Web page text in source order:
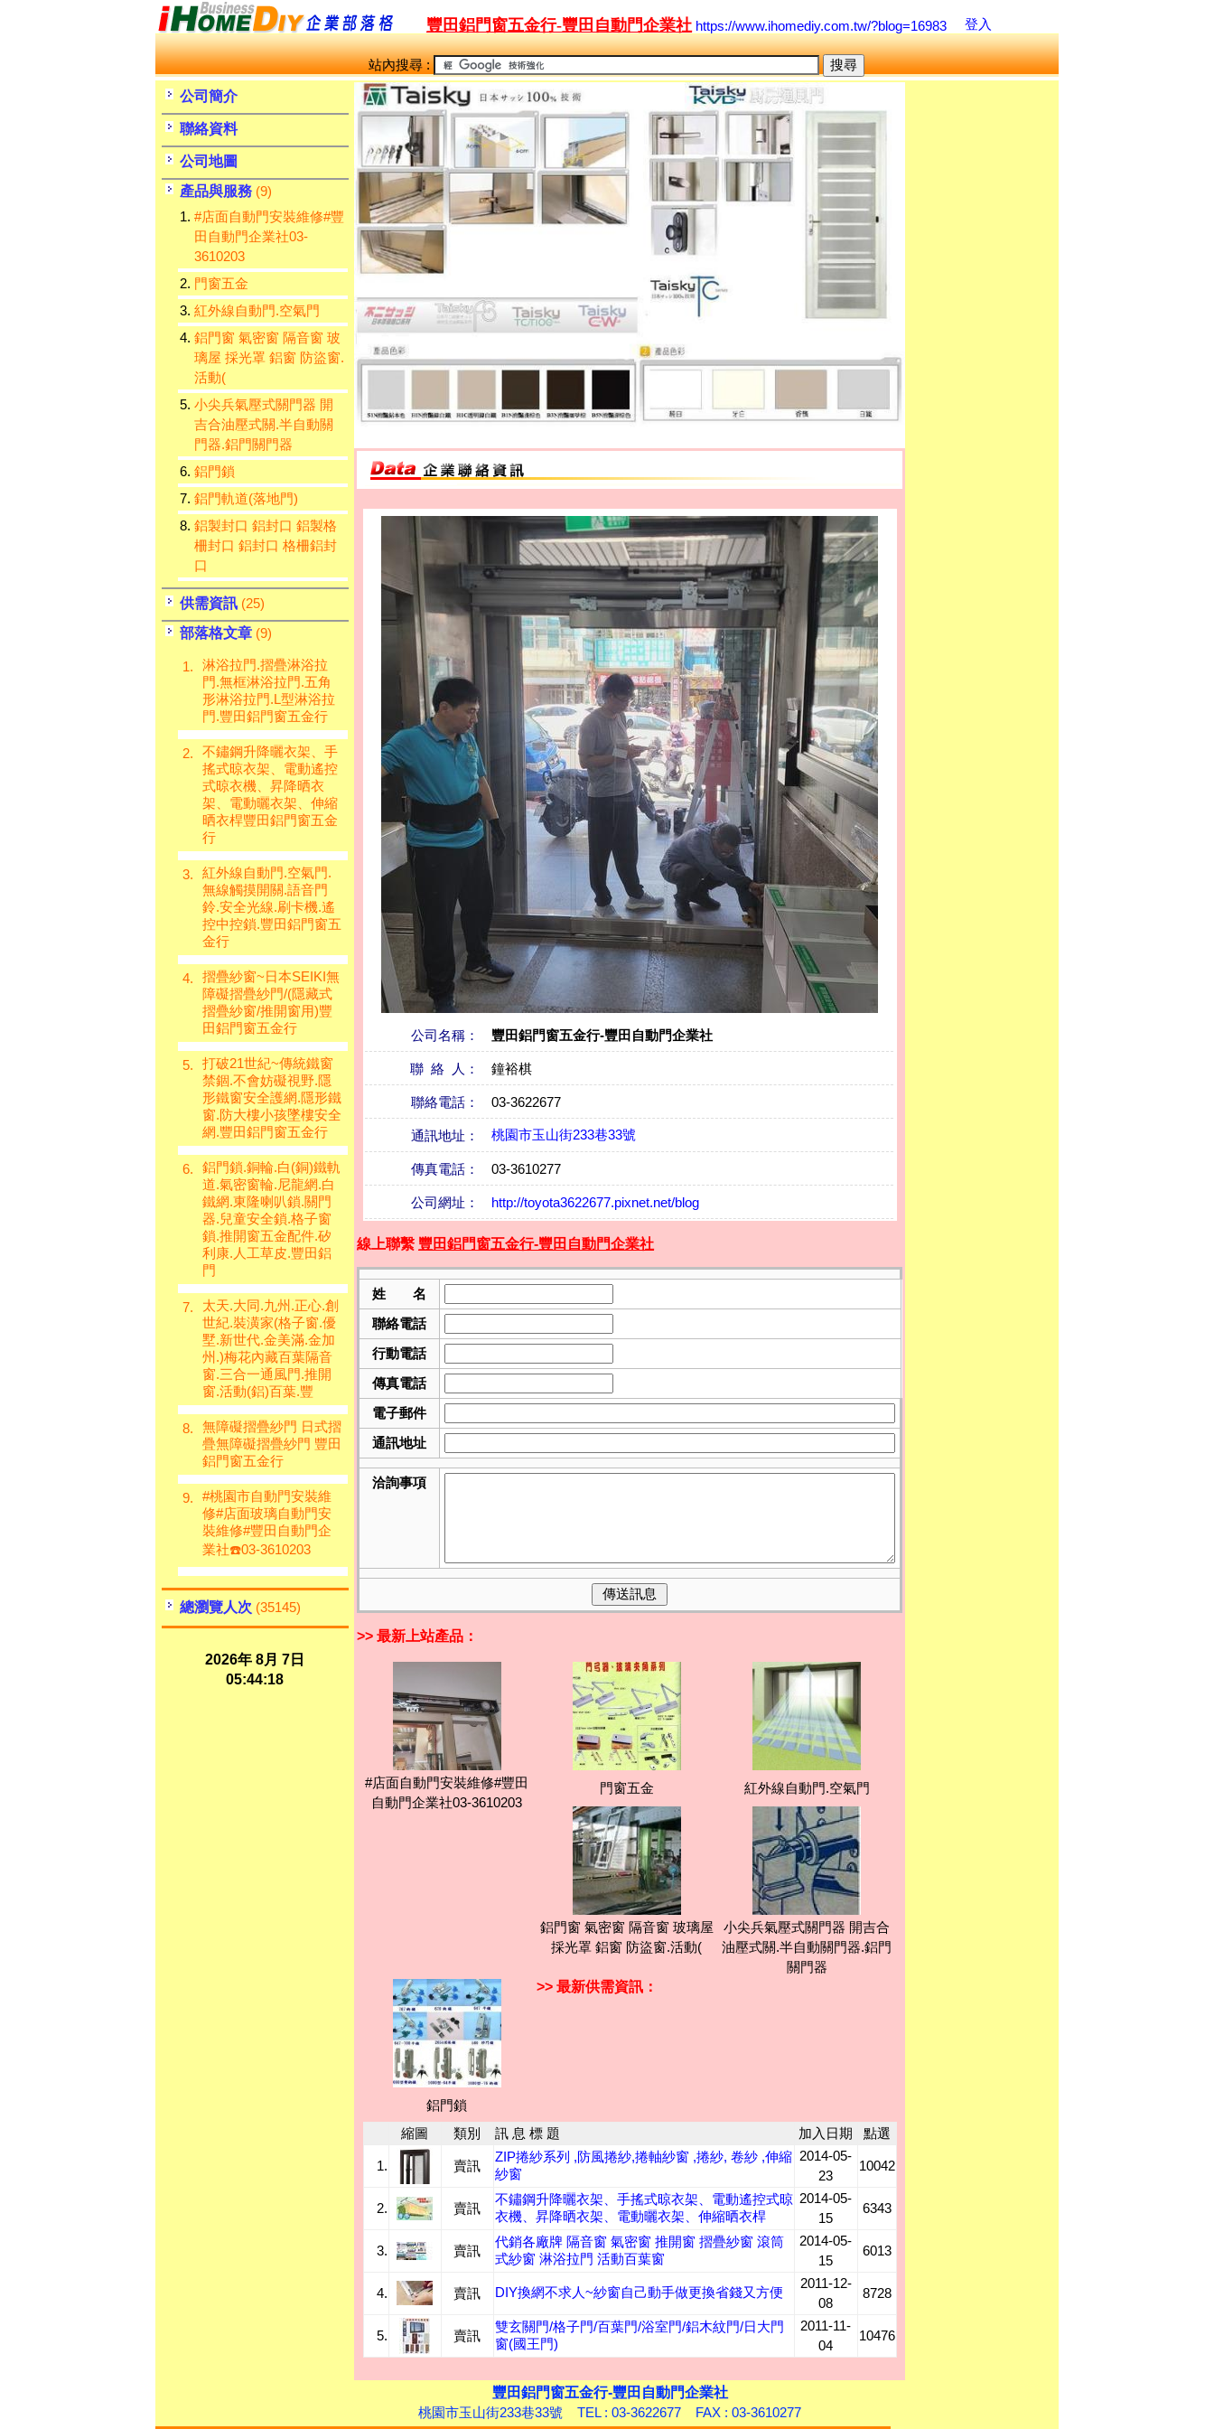
豐田鋁門窗五金行-豐田自動門企業社 https://www.ihomediy.com.tw/?blog=16983 登入
站內搜尋 :
公司簡介
聯絡資料
公司地圖
產品與服務(9)
1. #店面自動門安裝維修#豐
田自動門企業社03-
3610203
2. 門窗五金
3. 紅外線自動門.空氣門
4. 鋁門窗 氣密窗 隔音窗 玻
璃屋 採光罩 鋁窗 防盜窗.
活動(
5. 小尖兵氣壓式關門器 開
吉合油壓式關.半自動關
門器.鋁門關門器
6. 鋁門鎖
7. 鋁門軌道(落地門)
8. 鋁製封口 鋁封口 鋁製格
柵封口 鋁封口 格柵鋁封
口
供需資訊 (25)
部落格文章 (9)
1.
淋浴拉門.摺疊淋浴拉
門.無框淋浴拉門.五角
形淋浴拉門.L型淋浴拉
門.豐田鋁門窗五金行
2.
不鏽鋼升降曬衣架、手
搖式晾衣架、電動遙控
式晾衣機、昇降晒衣
架、電動曬衣架、伸縮
晒衣桿豐田鋁門窗五金
行
3.
紅外線自動門.空氣門.
無線觸摸開關.語音門
鈴.安全光線.刷卡機.遙
控中控鎖.豐田鋁門窗五
金行
4.
摺疊紗窗~日本SEIKI無
障礙摺疊紗門/(隱藏式
摺疊紗窗/推開窗用)豐
田鋁門窗五金行
5.
打破21世紀~傳統鐵窗
禁錮.不會妨礙視野.隱
形鐵窗安全護網.隱形鐵
窗.防大樓小孩墜樓安全
網.豐田鋁門窗五金行
6.
鋁門鎖.銅輪.白(銅)鐵軌
道.氣密窗輪.尼龍網.白
鐵網.東隆喇叭鎖.關門
器.兒童安全鎖.格子窗
鎖.推開窗五金配件.矽
利康.人工草皮.豐田鋁
門
7.
太天.大同.九州.正心.創
世紀.裝潢家(格子窗.優
墅.新世代.金美滿.金加
州.)梅花內藏百葉隔音
窗.三合一通風門.推開
窗.活動(鋁)百葉.豐
8.
無障礙摺疊紗門 日式摺
疊無障礙摺疊紗門 豐田
鋁門窗五金行
9.
#桃園市自動門安裝維
修#店面玻璃自動門安
裝維修#豐田自動門企
業社☎️03-3610203
總瀏覽人次 (35145)
2026年 8月 7日
05:44:18
公司名稱： 豐田鋁門窗五金行-豐田自動門企業社
聯 絡 人： 鐘裕棋
聯絡電話： 03-3622677
通訊地址： 桃園市玉山街233巷33號
傳真電話： 03-3610277
公司網址： http://toyota3622677.pixnet.net/blog
線上聯繫 豐田鋁門窗五金行-豐田自動門企業社
姓 名
聯絡電話
行動電話
傳真電話
電子郵件
通訊地址
洽詢事項
>> 最新上站產品：
#店面自動門安裝維修#豐田
自動門企業社03-3610203
門窗五金 紅外線自動門.空氣門
鋁門窗 氣密窗 隔音窗 玻璃屋
採光罩 鋁窗 防盜窗.活動(
小尖兵氣壓式關門器 開吉合
油壓式關.半自動關門器.鋁門
關門器
鋁門鎖
>> 最新供需資訊：
縮圖 類別 訊 息 標 題 加入日期 點選
1. 賣訊
ZIP捲紗系列 ,防風捲紗,捲軸紗窗 ,捲紗, 卷紗 ,伸縮
紗窗
2014-05-
23
10042
2. 賣訊
不鏽鋼升降曬衣架、手搖式晾衣架、電動遙控式晾
衣機、昇降晒衣架、電動曬衣架、伸縮晒衣桿
2014-05-
15
6343
3. 賣訊
代銷各廠牌 隔音窗 氣密窗 推開窗 摺疊紗窗 滾筒
式紗窗 淋浴拉門 活動百葉窗
2014-05-
15
6013
4. 賣訊 DIY換網不求人~紗窗自己動手做更換省錢又方便
2011-12-
08
8728
5. 賣訊
雙玄關門/格子門/百葉門/浴室門/鋁木紋門/日大門
窗(國王門)
2011-11-
04
10476
豐田鋁門窗五金行-豐田自動門企業社
桃園市玉山街233巷33號 TEL : 03-3622677 FAX : 03-3610277